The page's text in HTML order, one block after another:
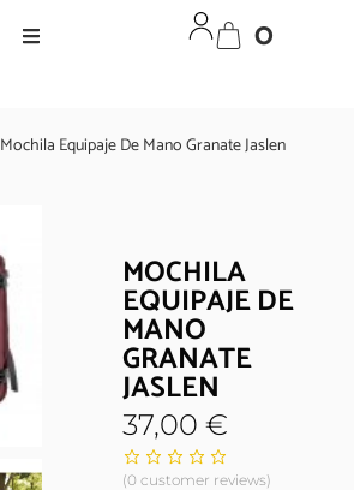
0
Mochila Equipaje De Mano Granate Jaslen
MOCHILA
EQUIPAJE DE
MANO
GRANATE
JASLEN
37,00€
(0 customer reviews)